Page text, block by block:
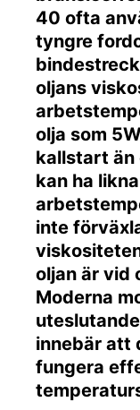
40 ofta
tyngre
oljans
olja som
kallstart än
kan ha
inte
oljan är vid
Moderna
innebär att
fungera